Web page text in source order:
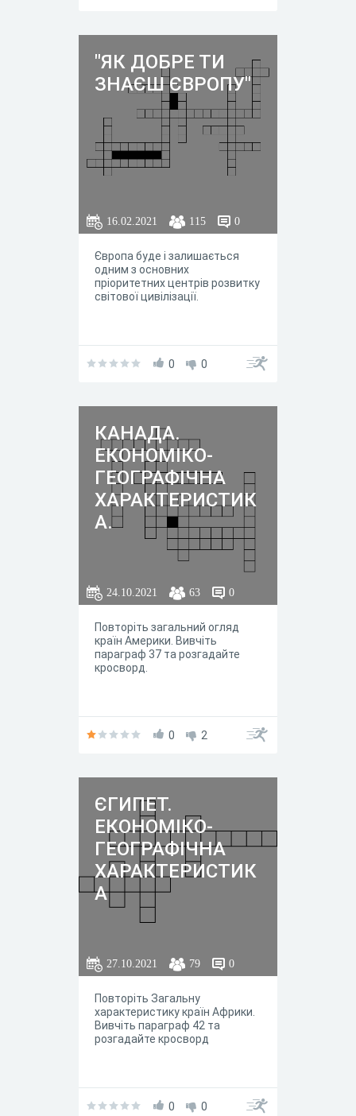
"ЯК ДОБРЕ ТИ
ЗНАЄШ ЄВРОПУ"
16.02.2021 115 0
Європа буде і залишається
одним з основних
пріоритетних центрів розвитку
світової цивілізації.
0 0
КАНАДА.
ЕКОНОМІКО-
ГЕОГРАФІЧНА
ХАРАКТЕРИСТИК
А.
24.10.2021 63 0
Повторіть загальний огляд
країн Америки. Вивчіть
параграф 37 та розгадайте
кросворд.
0 2
ЄГИПЕТ.
ЕКОНОМІКО-
ГЕОГРАФІЧНА
ХАРАКТЕРИСТИК
А
27.10.2021 79 0
Повторіть Загальну
характеристику країн Африки.
Вивчіть параграф 42 та
розгадайте кросворд
0 0